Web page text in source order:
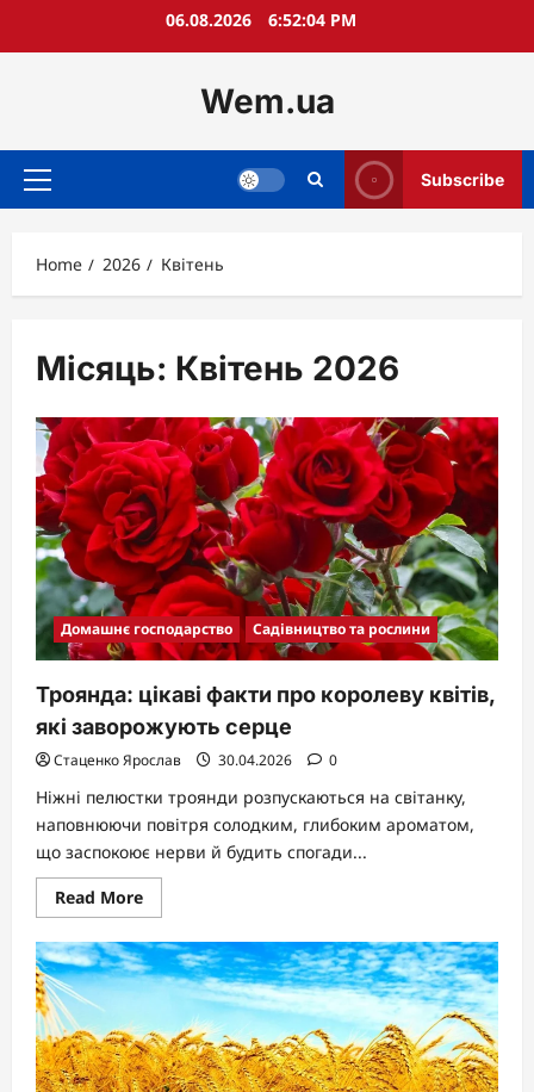
06.08.2026 6:52:05 PM
Wem.ua
Primary
Subscribe
Home 2026 Квітень
Місяць: Квітень 2026
Домашнє господарство Садівництво та рослини
Троянда: цікаві факти про королеву квітів,
які заворожують серце
Стаценко Ярослав 30.04.2026 0
Ніжні пелюстки троянди розпускаються на світанку,
наповнюючи повітря солодким, глибоким ароматом,
що заспокоює нерви й будить спогади...
Read MoreRead
more
Троянда:
цікаві
факти
про
королеву
квітів,
які
заворожують
серце